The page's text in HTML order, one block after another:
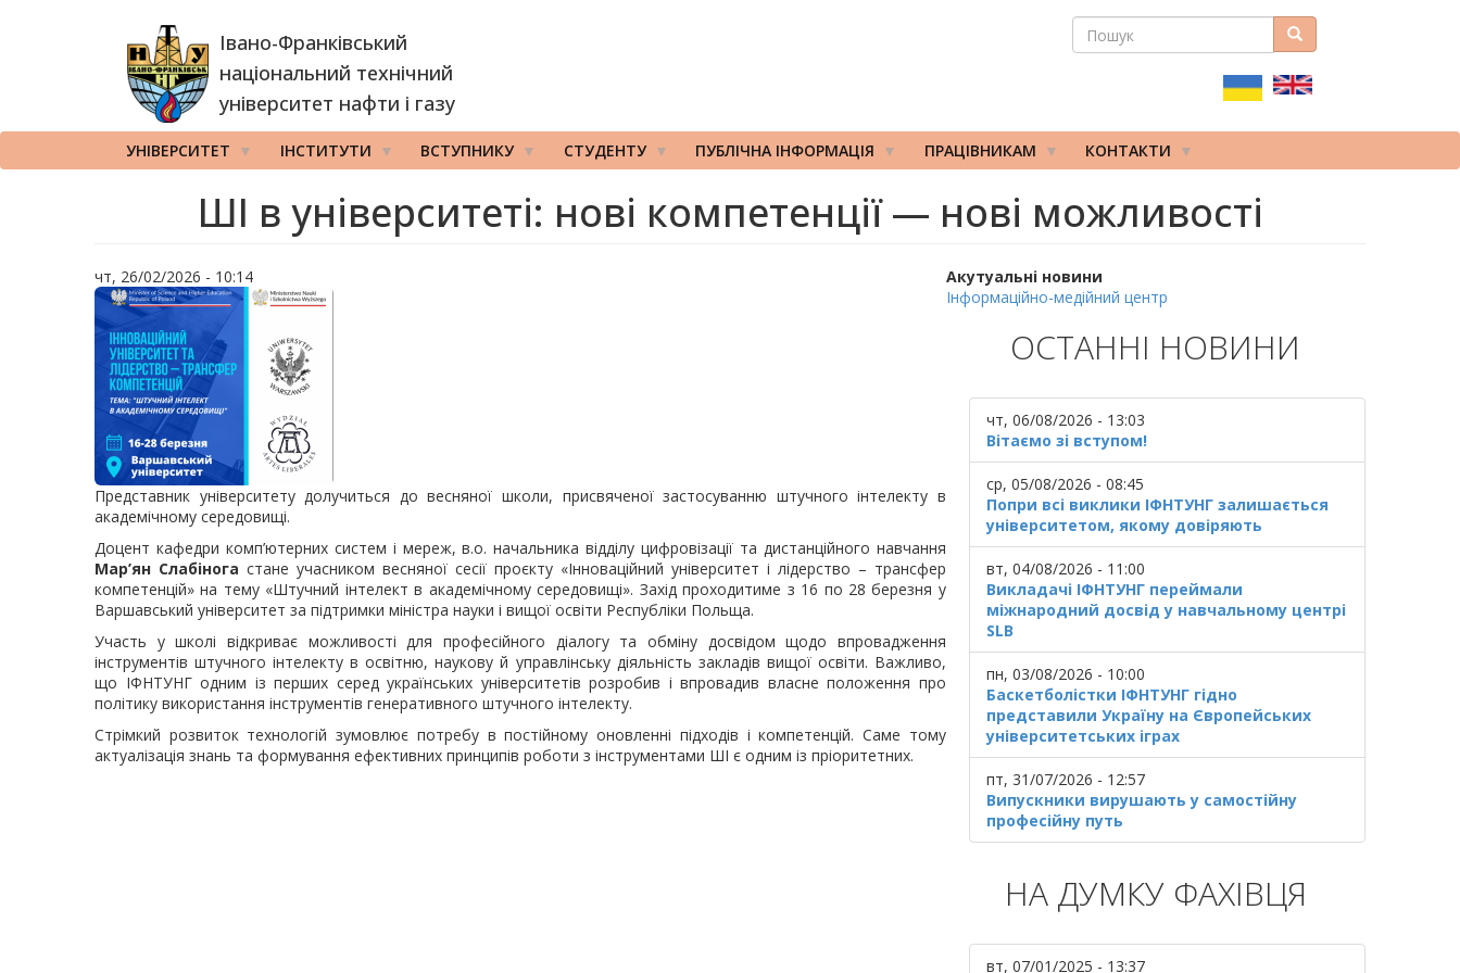
Івано-Франківський
національний технічний
університет нафти і газу
ПОШУКОВА
ПОШУК Пошук
УНІВЕРСИТЕТ ІНСТИТУТИ ВСТУПНИКУ СТУДЕНТУ ПУБЛІЧНА ІНФОРМАЦІЯ ПРАЦІВНИКАМ КОНТАКТИ
ШІ в університеті: нові компетенції — нові можливості
чт, 26/02/2026 - 10:14
Представник університету долучиться до весняної школи, присвяченої застосуванню штучного інтелекту в
академічному середовищі.
Доцент кафедри комп’ютерних систем і мереж, в.о. начальника відділу цифровізації та дистанційного навчання
Мар’ян Слабінога стане учасником весняної сесії проєкту «Інноваційний університет і лідерство – трансфер
компетенцій» на тему «Штучний інтелект в академічному середовищі». Захід проходитиме з 16 по 28 березня у
Варшавський університет за підтримки міністра науки і вищої освіти Республіки Польща.
Участь у школі відкриває можливості для професійного діалогу та обміну досвідом щодо впровадження
інструментів штучного інтелекту в освітню, наукову й управлінську діяльність закладів вищої освіти. Важливо,
що ІФНТУНГ одним із перших серед українських університетів розробив і впровадив власне положення про
політику використання інструментів генеративного штучного інтелекту.
Стрімкий розвиток технологій зумовлює потребу в постійному оновленні підходів і компетенцій. Саме тому
актуалізація знань та формування ефективних принципів роботи з інструментами ШІ є одним із пріоритетних.
Акутуальні новини
Інформаційно-медійний центр
ОСТАННІ НОВИНИ
чт, 06/08/2026 - 13:03
Вітаємо зі вступом!
ср, 05/08/2026 - 08:45
Попри всі виклики ІФНТУНГ залишається
університетом, якому довіряють
вт, 04/08/2026 - 11:00
Викладачі ІФНТУНГ переймали
міжнародний досвід у навчальному центрі
SLB
пн, 03/08/2026 - 10:00
Баскетболістки ІФНТУНГ гідно
представили Україну на Європейських
університетських іграх
пт, 31/07/2026 - 12:57
Випускники вирушають у самостійну
професійну путь
НА ДУМКУ ФАХІВЦЯ
вт, 07/01/2025 - 13:37